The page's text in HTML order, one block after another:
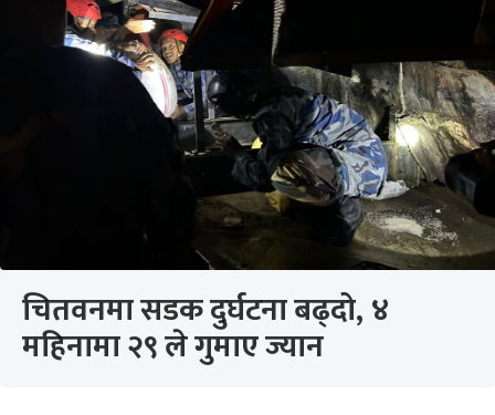
चितवनमा सडक दुर्घटना बढ्दो, ४
महिनामा २९ ले गुमाए ज्यान